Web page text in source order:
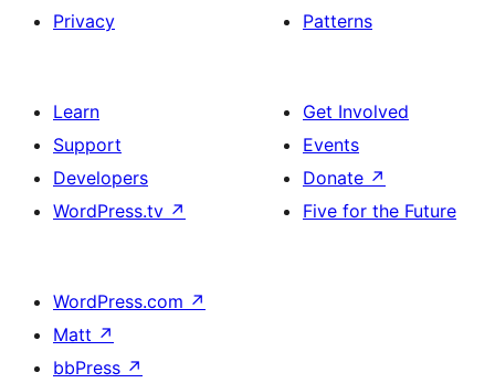
Privacy
Patterns
Learn
Support
Developers
WordPress.tv ↗
Get Involved
Events
Donate ↗
Five for the Future
WordPress.com ↗
Matt ↗
bbPress ↗